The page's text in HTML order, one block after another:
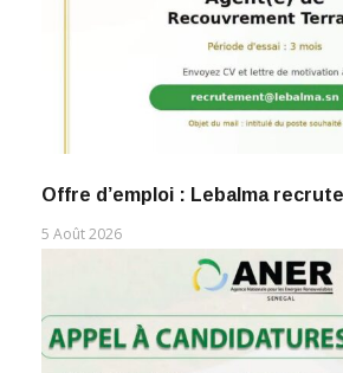
Offre d’emploi : Lebalma
5 Août 2026